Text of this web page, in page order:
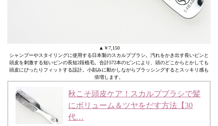
▲￥7,150
シャンプーやスタイリングに使用する日本製のスカルプブラシ。汚れをかき出す長いピンと
頭皮を刺激する短いピンの長短2段植毛。合計572本のピンにより、頭のどこからとかしても
頭皮にぴったりフィットする設計。小刻みに動かしながらブラッシングするとスッキリ感も
倍増します。
秋こそ頭皮ケア！スカルプブラシで髪
にボリューム＆ツヤをだす方法【30
代…